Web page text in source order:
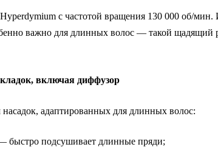
с частотой вращения 130 000 об/мин.
важно для длинных волос — такой щадящий
включая диффузор
адаптированных для длинных волос:
быстро подсушивает длинные пряди;